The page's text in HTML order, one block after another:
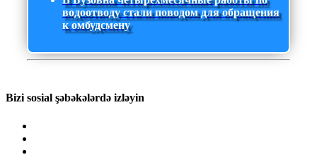
водоотводу стали поводом для обращения
к омбудсмену
Bizi sosial şəbəkələrdə izləyin